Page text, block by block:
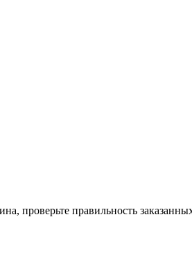
проверьте правильность